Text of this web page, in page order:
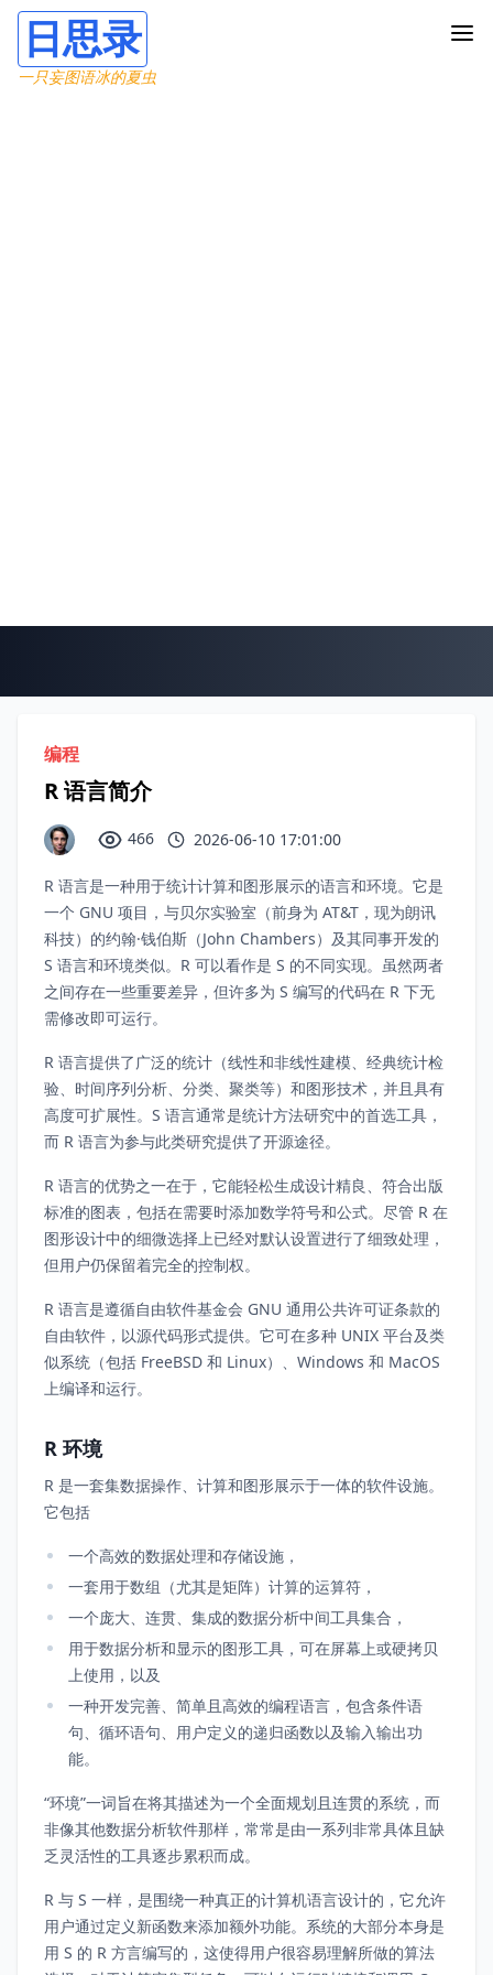
日思录
一只妄图语冰的夏虫
编程
R 语言简介
466 2026-06-10 17:01:00
R 语言是一种用于统计计算和图形展示的语言和环境。它是
一个 GNU 项目，与贝尔实验室（前身为 AT&T，现为朗讯
科技）的约翰·钱伯斯（John Chambers）及其同事开发的
S 语言和环境类似。R 可以看作是 S 的不同实现。虽然两者
之间存在一些重要差异，但许多为 S 编写的代码在 R 下无
需修改即可运行。
R 语言提供了广泛的统计（线性和非线性建模、经典统计检
验、时间序列分析、分类、聚类等）和图形技术，并且具有
高度可扩展性。S 语言通常是统计方法研究中的首选工具，
而 R 语言为参与此类研究提供了开源途径。
R 语言的优势之一在于，它能轻松生成设计精良、符合出版
标准的图表，包括在需要时添加数学符号和公式。尽管 R 在
图形设计中的细微选择上已经对默认设置进行了细致处理，
但用户仍保留着完全的控制权。
R 语言是遵循自由软件基金会 GNU 通用公共许可证条款的
自由软件，以源代码形式提供。它可在多种 UNIX 平台及类
似系统（包括 FreeBSD 和 Linux）、Windows 和 MacOS
上编译和运行。
R 环境
R 是一套集数据操作、计算和图形展示于一体的软件设施。
它包括
一个高效的数据处理和存储设施，
一套用于数组（尤其是矩阵）计算的运算符，
一个庞大、连贯、集成的数据分析中间工具集合，
用于数据分析和显示的图形工具，可在屏幕上或硬拷贝
上使用，以及
一种开发完善、简单且高效的编程语言，包含条件语
句、循环语句、用户定义的递归函数以及输入输出功
能。
“环境”一词旨在将其描述为一个全面规划且连贯的系统，而
非像其他数据分析软件那样，常常是由一系列非常具体且缺
乏灵活性的工具逐步累积而成。
R 与 S 一样，是围绕一种真正的计算机语言设计的，它允许
用户通过定义新函数来添加额外功能。系统的大部分本身是
用 S 的 R 方言编写的，这使得用户很容易理解所做的算法